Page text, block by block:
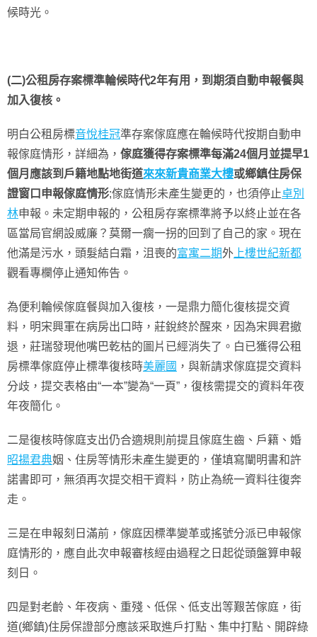
候時光。
(二)公租房存案標準輪候時代2年有用，到期須自動申報餐與
加入復核。
明白公租房標音悅桂冠準存案傢庭應在輪候時代按期自動申
報傢庭情形，詳細為， 傢庭獲得存案標準每滿24個月並提早1
個月應該到戶籍地點地街道來來新貴商業大樓或鄉鎮住房保
證窗口申報傢庭情形;傢庭情形未產生變更的，也須停止卓別
林申報。未定期申報的，公租房存案標準將予以終止並在各
區當局官網設威廉？莫爾一瘸一拐的回到了自己的家。現在
他滿是污水，頭髮結白霜，沮喪的富寓二期外 上樓世紀新都
觀看專欄停止通知佈告。
為便利輪候傢庭餐與加入復核，一是鼎力簡化復核提交資
料，明宋興軍在病房出口時，莊銳終於醒來，因為宋興君撤
退，莊瑞發現他嘴巴乾枯的圖片已經消失了。白已獲得公租
房標準傢庭停止標準復核時美麗國 ，與新請求傢庭提交資料
分歧，提交表格由“一本”變為“一頁”，復核需提交的資料年夜
年夜簡化。
二是復核時傢庭支出仍合適規則前提且傢庭生齒、戶籍、婚
昭揚君典姻、住房等情形未產生變更的，僅填寫闡明書和許
諾書即可，無須再次提交相干資料，防止為統一資料往復奔
走。
三是在申報刻日滿前，傢庭因標準變革或搖號分派已申報傢
庭情形的，應自此次申報審核經由過程之日起從頭盤算申報
刻日。
四是對老齡、年夜病、重殘、低保、低支出等艱苦傢庭，街
道(鄉鎮)住房保證部分應該采取進戶打點、集中打點、開辟綠